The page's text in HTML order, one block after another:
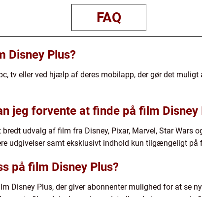
FAQ
Disney Plus?
tv eller ved hjælp af deres mobilapp, der gør det
jeg forvente at finde på film Disney
udvalg af film fra Disney, Pixar, Marvel, Star Wars
udgivelser samt eksklusivt indhold kun tilgængeligt på
på film Disney Plus?
Disney Plus, der giver abonnenter mulighed for at se